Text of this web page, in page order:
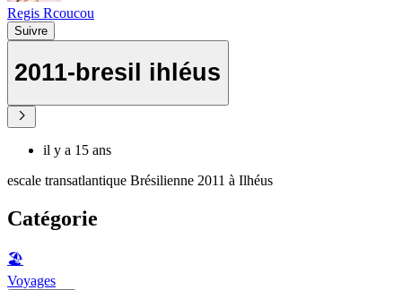
Regis Rcoucou
Suivre
2011-bresil ihléus
il y a 15 ans
escale transatlantique Brésilienne 2011 à Ilhéus
Catégorie
🏖
Voyages